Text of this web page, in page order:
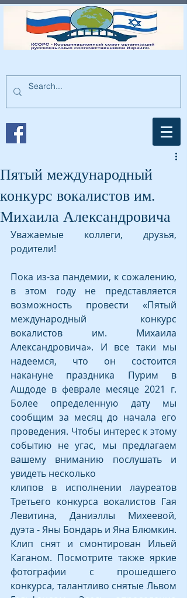
Пятый международный
конкурс вокалистов им.
Михаила Александровича
Уважаемые коллеги, друзья,
родители!
Пока из-за пандемии, к сожалению,
в этом году не представляется
возможность провести «Пятый
международный конкурс
вокалистов им. Михаила
Александровича». И все таки мы
надеемся, что он состоится
накануне праздника Пурим в
Ашдоде в феврале месяце 2021 г.
Более определенную дату мы
сообщим за месяц до начала его
проведения. Чтобы интерес к этому
событию не угас, мы предлагаем
вашему вниманию послушать и
увидеть несколько
клипов в исполнении лауреатов
Третьего конкурса вокалистов Гая
Левитина, Даниэллы Михеевой,
дуэта - Яны Бондарь и Яна Блюмкин.
Клип снят и смонтирован Ильей
Каганом. Посмотрите также яркие
фотографии с прошедшего
конкурса, талантливо снятые Львом